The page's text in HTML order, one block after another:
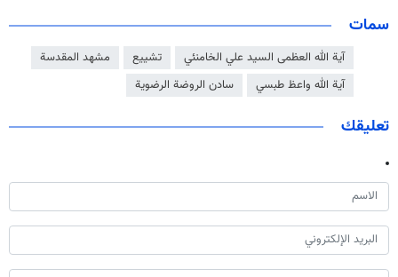
سمات
آية الله العظمى السيد علي الخامنئي تشييع
مشهد المقدسة
آية الله واعظ طبسي
سادن الروضة الرضوية
تعليقك